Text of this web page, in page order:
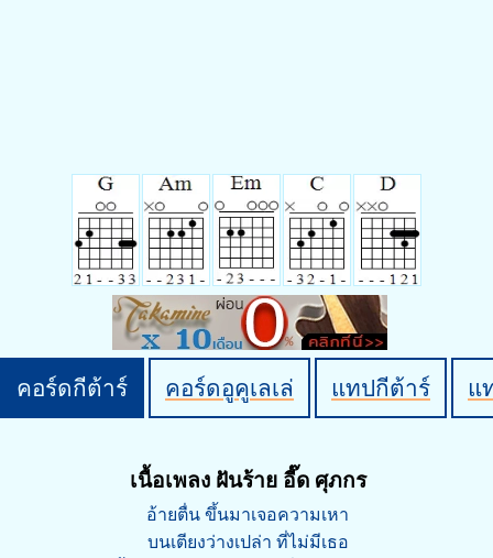
คอร์ดกีต้าร์ คอร์ดอูคูเลเล่ แทปกีต้าร์ แ
เนื้อเพลง ฝันร้าย อี๊ด ศุภกร
อ้ายตื่น ขึ้นมาเจอความเหา
บนเตียงว่างเปล่า ที่ไม่มีเธอ